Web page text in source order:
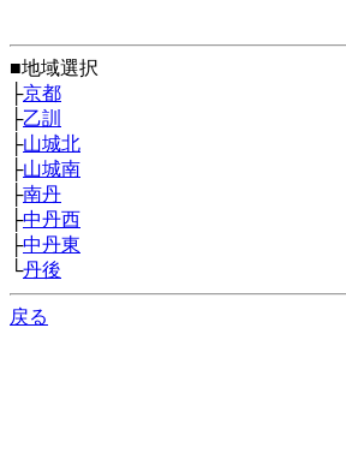
■地域選択
├京都
├乙訓
├山城北
├山城南
├南丹
├中丹西
├中丹東
└丹後
戻る